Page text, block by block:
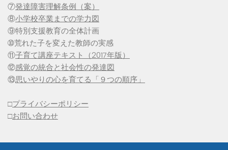
⑦発達障害理解条例（案）
⑧小学校卒業までの学力図
⑨特別支援教育の全体計画
➉荒れた子を変えた教師の実感
⑪子育て講座テキスト（2017年版）
⑫感覚の統合と社会性の発達図
⑬思いやりの心を育てる「９つの順序」
□プライバシーポリシー
□お問い合わせ